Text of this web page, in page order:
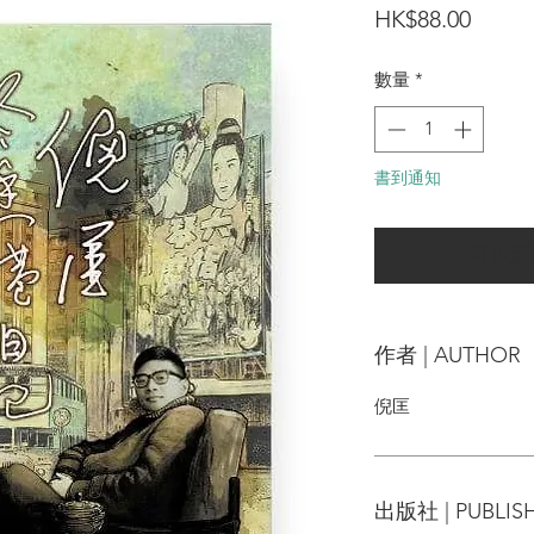
HK$88.00價
數量 *
書到通知
作者 | AUTHOR
倪匡
出版社 |